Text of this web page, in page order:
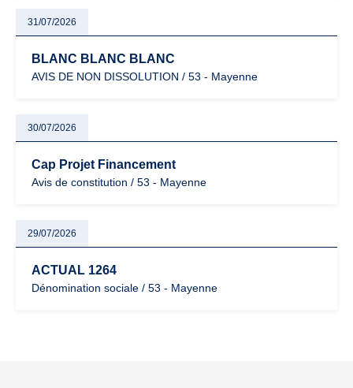
31/07/2026
BLANC BLANC BLANC
AVIS DE NON DISSOLUTION / 53 - Mayenne
30/07/2026
Cap Projet Financement
Avis de constitution / 53 - Mayenne
29/07/2026
ACTUAL 1264
Dénomination sociale / 53 - Mayenne